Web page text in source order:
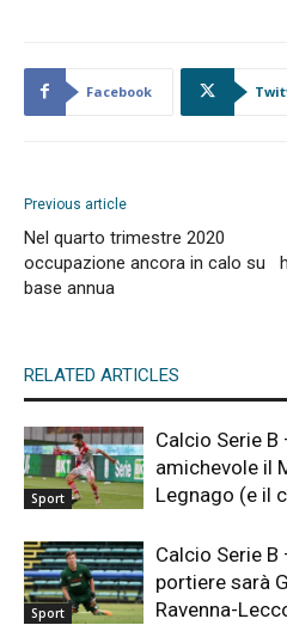
Facebook
Previous article
Nel quarto trimestre 2020
occupazione ancora in calo su
base annua
RELATED ARTICLES
Sport
Calcio Serie
amichevole il
Legnago (e il
Sport
Calcio Serie
portiere sarà
Ravenna-